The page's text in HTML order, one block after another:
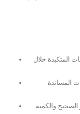
المتكبدة خلال
المساندة
الصحيح والكمية